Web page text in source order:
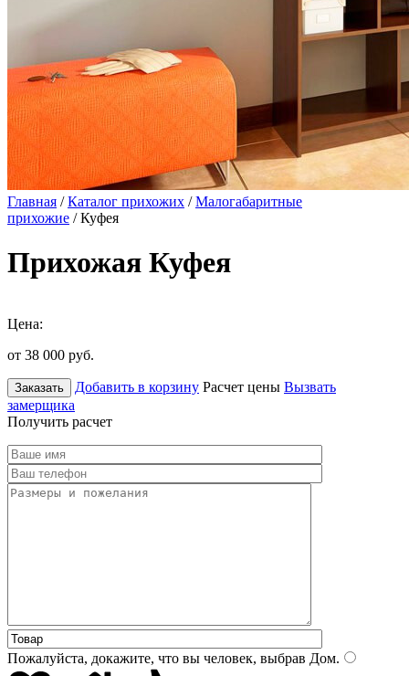
Главная /Каталог прихожих /Малогабаритные
прихожие / Куфея
Прихожая Куфея
Цена:
от 38 000 руб.
Заказать Добавить в корзину Расчет цены Вызвать
замерщика
Получить расчет
Пожалуйста, докажите, что вы человек, выбрав Дом.